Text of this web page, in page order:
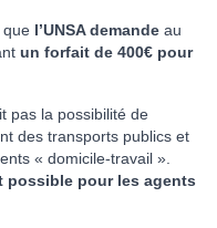
que l’UNSA demande au
un forfait de 400€ pour
pas la possibilité de
des transports publics et
« domicile-travail ».
possible pour les agents